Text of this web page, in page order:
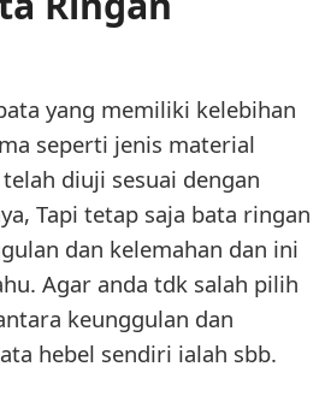
yang memiliki kelebihan
seperti jenis material
diuji sesuai dengan
Tapi tetap saja bata ringan
dan kelemahan dan ini
Agar anda tdk salah pilih
keunggulan dan
hebel sendiri ialah sbb.